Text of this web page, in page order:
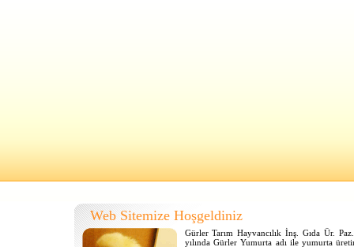
Web Sitemize Hoşgeldiniz
Gürler Tarım Hayvancılık İnş. Gıda Ür.
yılında Gürler Yumurta adı ile yumurta